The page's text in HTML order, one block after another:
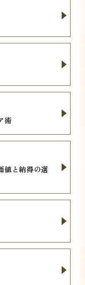
術
値と納得の選